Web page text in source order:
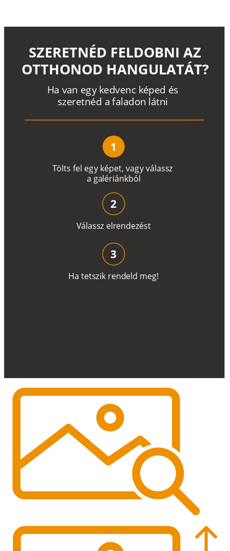
Tölts fel egy képet, vagyválassz
a galériánkból
Ha van egy kedvenc képed és
szeretnéd a faladon látni
SZERETNÉD FELDOBNI AZ
OTTHONOD HANGULATÁT?
1
Válassz elrendezést
2
Ha tetszik rendeld meg!
3